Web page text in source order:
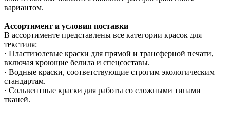
вариантом.
Ассортимент и условия поставки
В ассортименте представлены все категории красок для
текстиля:
· Пластизолевые краски для прямой и трансферной печати,
включая кроющие белила и спецсоставы.
· Водные краски, соответствующие строгим экологическим
стандартам.
· Сольвентные краски для работы со сложными типами
тканей.